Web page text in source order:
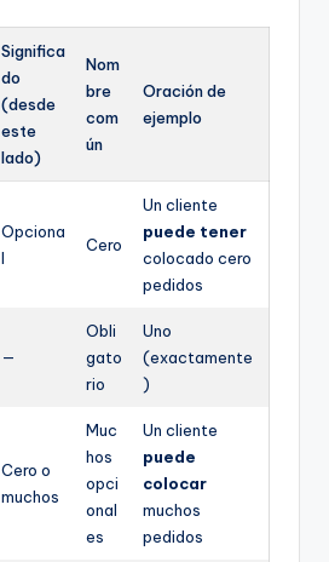
Significa
do
(desde
este
lado)
Nom
bre
com
ún
Oración de
ejemplo
Opciona
l
Cero
Un cliente
puede tener
colocado cero
pedidos
—
Obli
gato
rio
Uno
(exactamente
)
Cero o
muchos
Muc
hos
opci
onal
es
Un cliente
puede
colocar
muchos
pedidos